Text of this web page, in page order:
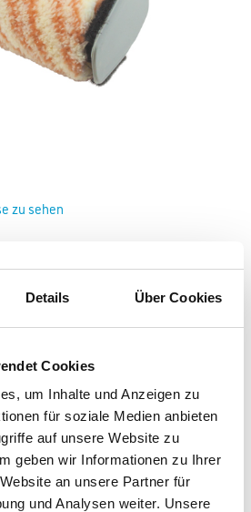
Details Über Cookies
Cookies
um Inhalte und Anzeigen zu
für soziale Medien anbieten
auf unsere Website zu
geben wir Informationen zu Ihrer
an unsere Partner für
und Analysen weiter. Unsere
zu sehen